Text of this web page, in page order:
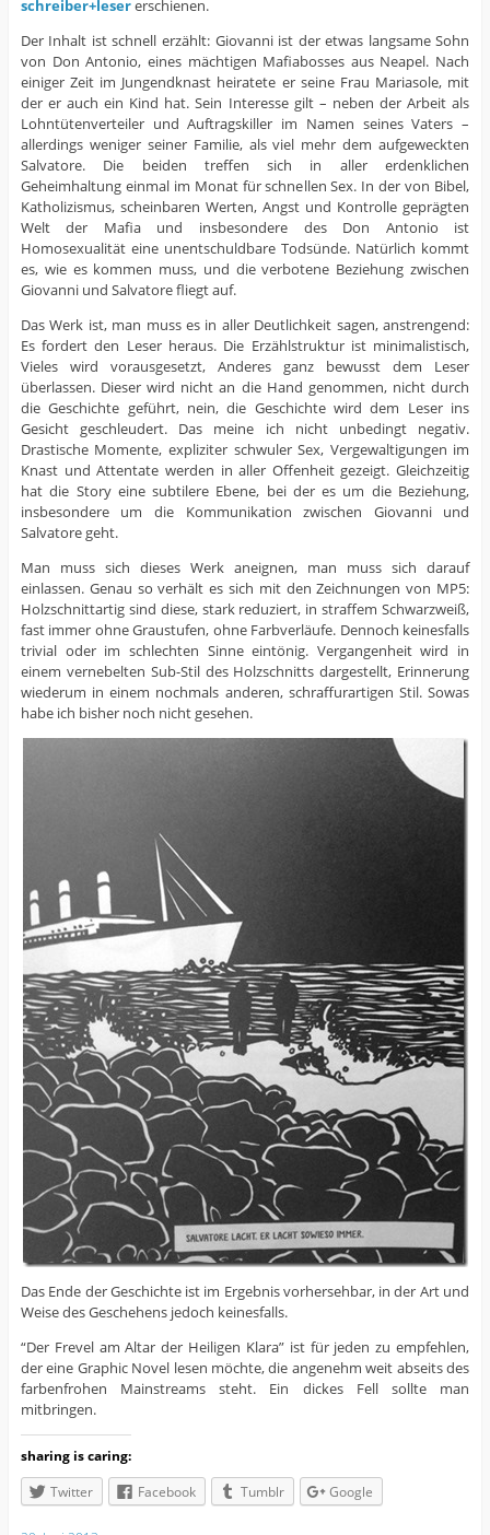
schreiber+lesererschienen.
Der Inhalt ist schnell erzählt: Giovanni ist der etwas langsame Sohn
von Don Antonio, eines mächtigen Mafiabosses aus Neapel. Nach
einiger Zeit im Jungendknast heiratete er seine Frau Mariasole, mit
der er auch ein Kind hat. Sein Interesse gilt – neben der Arbeit als
Lohntütenverteiler und Auftragskiller im Namen seines Vaters –
allerdings weniger seiner Familie, als viel mehr dem aufgeweckten
Salvatore. Die beiden treffen sich in aller erdenklichen
Geheimhaltung einmal im Monat für schnellen Sex. In der von Bibel,
Katholizismus, scheinbaren Werten, Angst und Kontrolle geprägten
Welt der Mafia und insbesondere des Don Antonio ist
Homosexualität eine unentschuldbare Todsünde. Natürlich kommt
es, wie es kommen muss, und die verbotene Beziehung zwischen
Giovanni und Salvatore fliegt auf.
Das Werk ist, man muss es in aller Deutlichkeit sagen, anstrengend:
Es fordert den Leser heraus. Die Erzählstruktur ist minimalistisch,
Vieles wird vorausgesetzt, Anderes ganz bewusst dem Leser
überlassen. Dieser wird nicht an die Hand genommen, nicht durch
die Geschichte geführt, nein, die Geschichte wird dem Leser ins
Gesicht geschleudert. Das meine ich nicht unbedingt negativ.
Drastische Momente, expliziter schwuler Sex, Vergewaltigungen im
Knast und Attentate werden in aller Offenheit gezeigt. Gleichzeitig
hat die Story eine subtilere Ebene, bei der es um die Beziehung,
insbesondere um die Kommunikation zwischen Giovanni und
Salvatore geht.
Man muss sich dieses Werk aneignen, man muss sich darauf
einlassen. Genau so verhält es sich mit den Zeichnungen von MP5:
Holzschnittartig sind diese, stark reduziert, in straffem Schwarzweiß,
fast immer ohne Graustufen, ohne Farbverläufe. Dennoch keinesfalls
trivial oder im schlechten Sinne eintönig. Vergangenheit wird in
einem vernebelten Sub-Stil des Holzschnitts dargestellt, Erinnerung
wiederum in einem nochmals anderen, schraffurartigen Stil. Sowas
habe ich bisher noch nicht gesehen.
Das Ende der Geschichte ist im Ergebnis vorhersehbar, in der Art und
Weise des Geschehens jedoch keinesfalls.
“Der Frevel am Altar der Heiligen Klara” ist für jeden zu empfehlen,
der eine Graphic Novel lesen möchte, die angenehm weit abseits des
farbenfrohen Mainstreams steht. Ein dickes Fell sollte man
mitbringen.
sharing is caring:
Twitter
Facebook Tumblr Google